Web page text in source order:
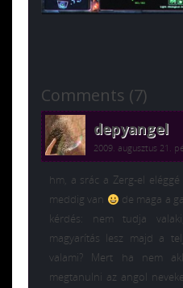
Comments (7)
depyangel
2009. augusztus 21.
hm, a srác a Zerg-el
meddig van
de maga a
kérdés: nem tudja
magyarítás lesz majd a
valami? Mert ha nem
megtanulni az angol